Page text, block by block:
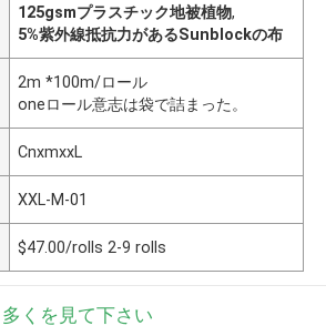
125gsmプラスチック地被植物,
5%紫外線抵抗力があるSunblockの布
2m *100m/ロール
oneロール意志は袋で詰まった。
CnxmxxL
XXL-M-01
$47.00/rolls 2-9 rolls
多くを見て下さい